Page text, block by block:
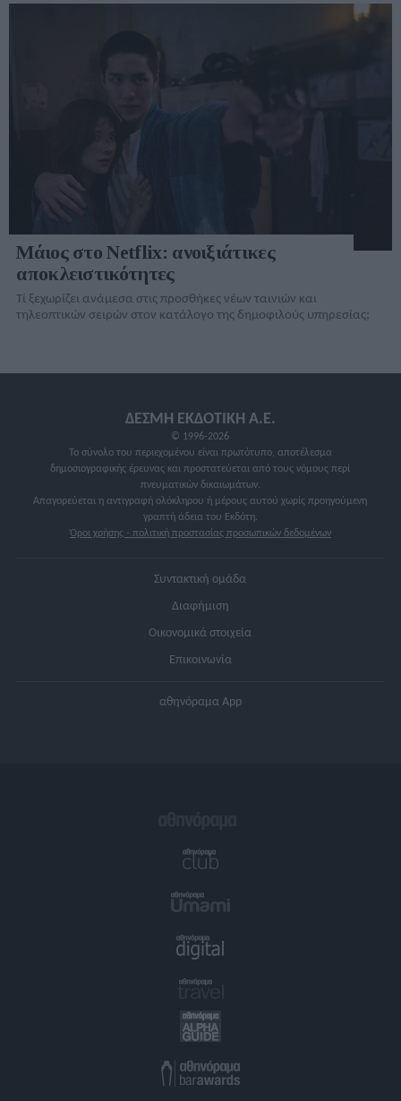
Μάιος στο Netflix: ανοιξιάτικες
αποκλειστικότητες
Τί ξεχωρίζει ανάμεσα στις προσθήκες νέων ταινιών και
τηλεοπτικών σειρών στον κατάλογo της δημοφιλούς υπηρεσίας;
ΔΕΣΜΗ ΕΚΔΟΤΙΚΗ A.E.
© 1996-2026
Το σύνολο του περιεχομένου είναι πρωτότυπο, αποτέλεσμα
δημοσιογραφικής έρευνας και προστατεύεται από τους νόμους περί
πνευματικών δικαιωμάτων.
Απαγορεύεται η αντιγραφή ολόκληρου ή μέρους αυτού χωρίς προηγούμενη
γραπτή άδεια του Εκδότη.
Συντακτική ομάδα
Διαφήμιση
Οικονομικά στοιχεία
αθηνόραμα App